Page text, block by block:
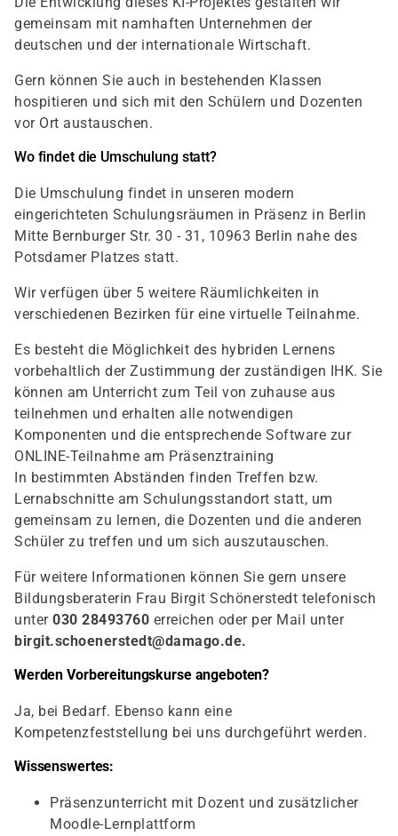
gemeinsam mit namhaften Unternehmen der
deutschen und der internationale Wirtschaft.
Gern können Sie auch in bestehenden Klassen
hospitieren und sich mit den Schülern und Dozenten
vor Ort austauschen.
Wo findet die Umschulung statt?
Die Umschulung findet in unseren modern
eingerichteten Schulungsräumen in Präsenz in Berlin
Mitte Bernburger Str. 30 - 31, 10963 Berlin nahe des
Potsdamer Platzes statt.
Wir verfügen über 5 weitere Räumlichkeiten in
verschiedenen Bezirken für eine virtuelle Teilnahme.
Es besteht die Möglichkeit des hybriden Lernens
vorbehaltlich der Zustimmung der zuständigen IHK. Sie
können am Unterricht zum Teil von zuhause aus
teilnehmen und erhalten alle notwendigen
Komponenten und die entsprechende Software zur
ONLINE-Teilnahme am Präsenztraining
In bestimmten Abständen finden Treffen bzw.
Lernabschnitte am Schulungsstandort statt, um
gemeinsam zu lernen, die Dozenten und die anderen
Schüler zu treffen und um sich auszutauschen.
Für weitere Informationen können Sie gern unsere
Bildungsberaterin Frau Birgit Schönerstedt telefonisch
unter 030 28493760 erreichen oder per Mail unter
birgit.schoenerstedt@damago.de.
Werden Vorbereitungskurse angeboten?
Ja, bei Bedarf. Ebenso kann eine
Kompetenzfeststellung bei uns durchgeführt werden.
Wissenswertes:
Präsenzunterricht mit Dozent und zusätzlicher
Moodle-Lernplattform